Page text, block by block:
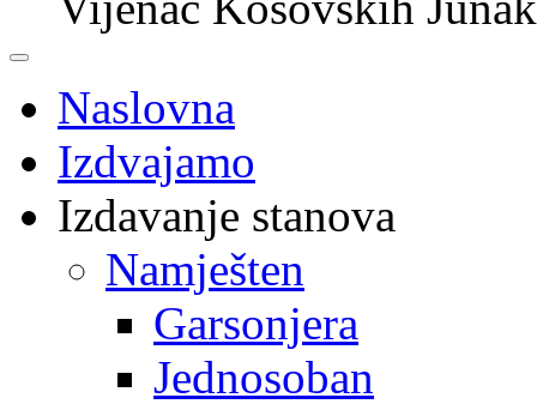
Naslovna
Izdvajamo
Izdavanje stanova
Namješten
Garsonjera
Jednosoban